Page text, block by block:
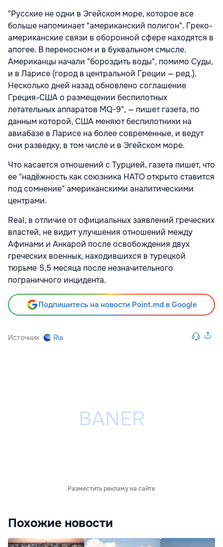
"Русские не одни в Эгейском море, которое все
больше напоминает "американский полигон". Греко-
американские связи в оборонной сфере находятся в
апогее. В переносном и в буквальном смысле.
Американцы начали "бороздить воды", помимо Суды,
и в Ларисе (город в центральной Греции — ред.).
Несколько дней назад обновлено соглашение
Греция-США о размещении беспилотных
летательных аппаратов MQ-9", — пишет газета, по
данным которой, США меняют беспилотники на
авиабазе в Ларисе на более современные, и ведут
они разведку, в том числе и в Эгейском море.
Что касается отношений с Турцией, газета пишет, что
ее "надёжность как союзника НАТО открыто ставится
под сомнение" американскими аналитическими
центрами.
Real, в отличие от официальных заявлений греческих
властей, не видит улучшения отношений между
Афинами и Анкарой после освобождения двух
греческих военных, находившихся в турецкой
тюрьме 5,5 месяца после незначительного
пограничного инцидента.
Подпишитесь на новости Point.md в Google
Источник Ria
Разместить рекламу на сайте
Похожие новости